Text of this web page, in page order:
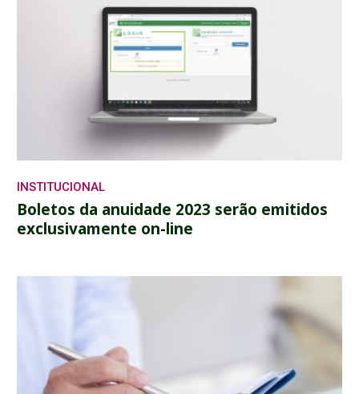
INSTITUCIONAL
Boletos da anuidade 2023 serão emitidos
exclusivamente on-line